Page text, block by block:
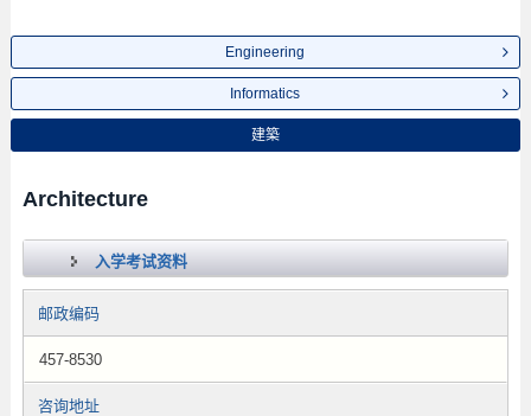
Engineering
Informatics
建築
Architecture
入学考试资料
邮政编码
457-8530
咨询地址